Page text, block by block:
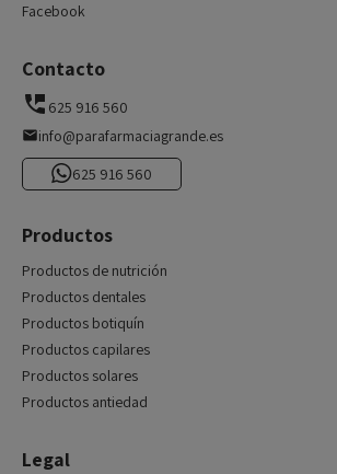
Facebook
Contacto
625 916 560
info@parafarmaciagrande.es
625 916 560
Productos
Productos de nutrición
Productos dentales
Productos botiquín
Productos capilares
Productos solares
Productos antiedad
Legal